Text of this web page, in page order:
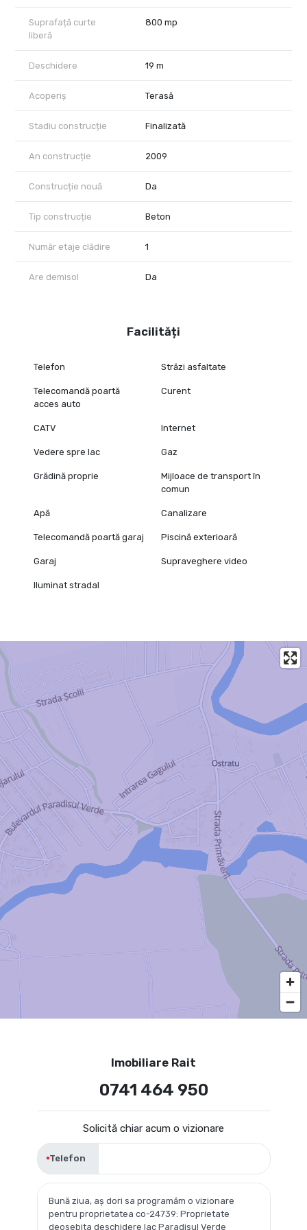
Suprafață curte
liberă
800 mp
Deschidere 19 m
Acoperiș Terasă
Stadiu construcție Finalizată
An construcție 2009
Construcție nouă Da
Tip construcție Beton
Număr etaje clădire 1
Are demisol Da
Facilități
Telefon Străzi asfaltate
Telecomandă poartă
acces auto
Curent
CATV Internet
Vedere spre lac Gaz
Grădină proprie
Mijloace de transport în
comun
Apă Canalizare
Telecomandă poartă garaj Piscină exterioară
Garaj Supraveghere video
Iluminat stradal
Imobiliare Rait
0741 464 950
Solicită chiar acum o vizionare
Telefon